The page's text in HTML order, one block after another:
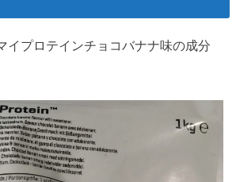
イプロテインチョコバナナ味の成分